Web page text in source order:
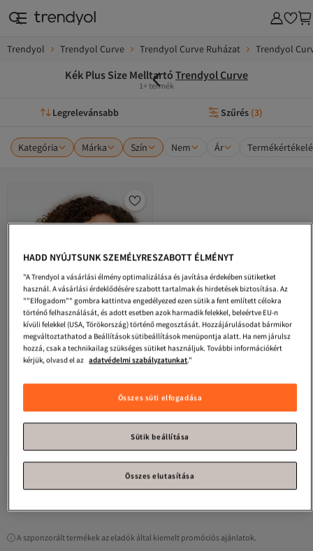
Trendyol Trendyol Curve Trendyol Curve Ruházat Trendyol
Kék Plus Size Melltartó Trendyol Curve
1+ termék
Legrelevánsabb Szűrés (3)
Kategória Márka Szín Nem Ár
7 073
A szponzorált termékek az eladók által kiemelt promóciós ajánlatok.
HADD NYÚJTSUNK SZEMÉLYRESZABOTT ÉLMÉNYT
"A Trendyol a vásárlási élmény optimalizálása és javítása érdekében sütiketket
használ. A vásárlási érdeklődésére szabott tartalmak és hirdetések biztosítása. Az
""Elfogadom"" gombra kattintva engedélyezed ezen sütik a fent említett célokra
történő felhasználását, és adott esetben azok harmadik felekkel, beleértve EU-n
kívüli felekkel (USA, Törökország) történő megosztását. Hozzájárulásodat bármikor
megváltoztathatod a Beállítások sütibeállítások menüpontja alatt. Ha nem járulsz
hozzá, csak a technikailag szükséges sütiket használjuk. További információkért
kérjük, olvasd el az adatvédelmi szabályzatunkat."
Összes süti elfogadása
Sütik beállítása
Összes elutasítása